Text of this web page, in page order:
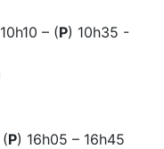
– (P) 10h35 -
P) 16h05 – 16h45